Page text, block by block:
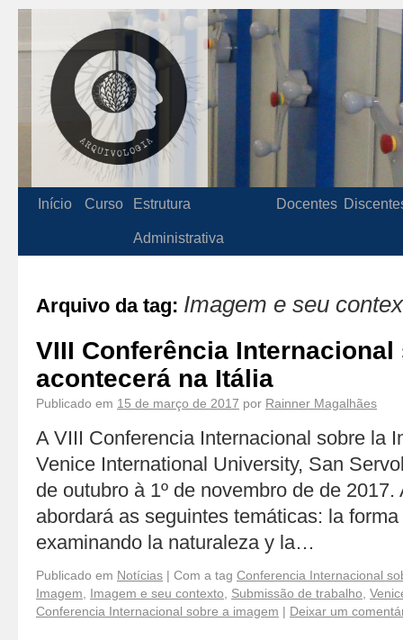
Início Curso Estrutura
Administrativa
Docentes
Arquivo da tag: Imagem e seu
VIII Conferência Internacional
acontecerá na Itália
Publicado em 15 de março de 2017 por Rainner Magalhães
A VIII Conferencia Internacional sobre la
Venice International University, San
de outubro à 1º de novembro de de 2017.
abordará as seguintes temáticas: la
examinando la naturaleza y la…
Publicado em Notícias | Com a tag Conferencia Internacional
Imagem
Imagem e seu contexto Submissão de trabalho
Conferencia Internacional sobre a imagem | Deixar um